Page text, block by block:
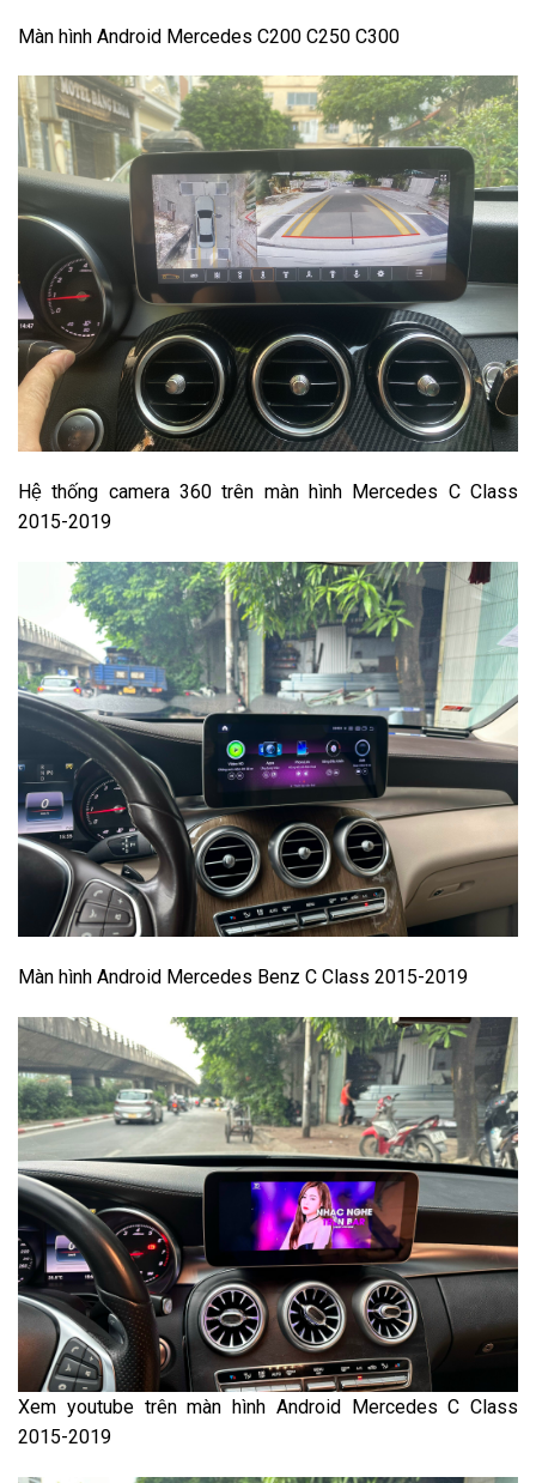
Màn hình Android Mercedes C200 C250 C300
Hệ thống camera 360 trên màn hình Mercedes C Class
2015-2019
Màn hình Android Mercedes Benz C Class 2015-2019
Xem youtube trên màn hình Android Mercedes C Class
2015-2019